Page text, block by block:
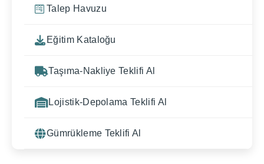
Talep Havuzu
Eğitim Kataloğu
Taşıma-Nakliye Teklifi Al
Lojistik-Depolama Teklifi Al
Gümrükleme Teklifi Al